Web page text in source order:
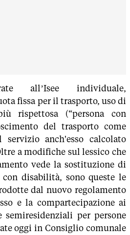
all’Isee individuale,
fissa per il trasporto, uso di
rispettosa (“persona con
del trasporto come
anch'esso calcolato
a modifiche sul lessico che
vede la sostituzione di
disabilità, sono queste le
dal nuovo regolamento
e la compartecipazione ai
per persone
oggi in Consiglio comunale